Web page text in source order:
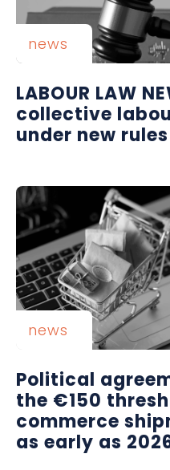
news
LABOUR LAW
collective
under new rules
news
Political
the €150
commerce
as early as